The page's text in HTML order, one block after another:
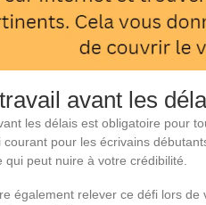
avant les
les délais est obligatoire pour
pour les écrivains
peut nuire à votre crédibilité.
également relever ce défi lors de